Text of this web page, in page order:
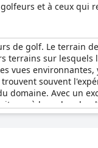
et à ceux qui
de golf. Le terrain
terrains sur lesquels
vues environnantes,
souvent
domaine. Avec un
à la recherche